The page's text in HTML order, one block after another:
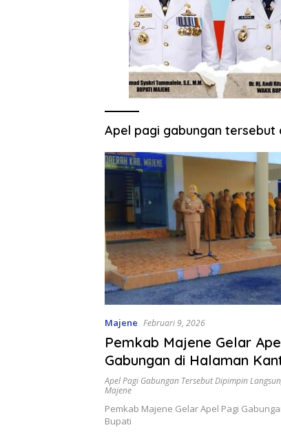
Apel pagi gabungan tersebut
Majene Februari 9, 2026
Pemkab Majene Gelar
Gabungan di Halaman
Apel Pagi Gabungan Tersebut Dipimpin
Majene
Pemkab Majene Gelar Apel Pagi
Bupati